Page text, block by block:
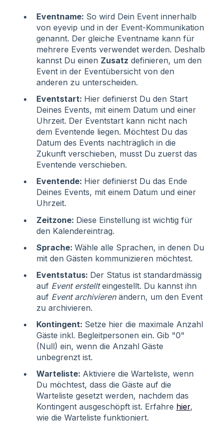
Eventname: So wird Dein Event innerhalb
von eyevip und in der Event-Kommunikation
genannt. Der gleiche Eventname kann für
mehrere Events verwendet werden. Deshalb
kannst Du einen Zusatz definieren, um den
Event in der Eventübersicht von den
anderen zu unterscheiden.
Eventstart: Hier definierst Du den Start
Deines Events, mit einem Datum und einer
Uhrzeit. Der Eventstart kann nicht nach
dem Eventende liegen. Möchtest Du das
Datum des Events nachträglich in die
Zukunft verschieben, musst Du zuerst das
Eventende verschieben.
Eventende: Hier definierst Du das Ende
Deines Events, mit einem Datum und einer
Uhrzeit.
Zeitzone: Diese Einstellung ist wichtig für
den Kalendereintrag.
Sprache: Wähle alle Sprachen, in denen Du
mit den Gästen kommunizieren möchtest.
Eventstatus: Der Status ist standardmässig
auf Event erstellteingestellt. Du kannst ihn
auf Event archivierenändern, um den Event
zu archivieren.
Kontingent: Setze hier die maximale Anzahl
Gäste inkl. Begleitpersonen ein. Gib "0"
(Null) ein, wenn die Anzahl Gäste
unbegrenzt ist.
Warteliste: Aktiviere die Warteliste, wenn
Du möchtest, dass die Gäste auf die
Warteliste gesetzt werden, nachdem das
Kontingent ausgeschöpft ist. Erfahre hier,
wie die Warteliste funktioniert.